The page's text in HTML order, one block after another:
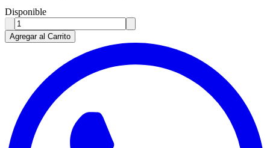
Disponible
Agregar al Carrito